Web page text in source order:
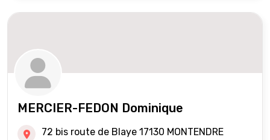
MERCIER-FEDON Dominique
72 bis route de Blaye 17130 MONTENDRE